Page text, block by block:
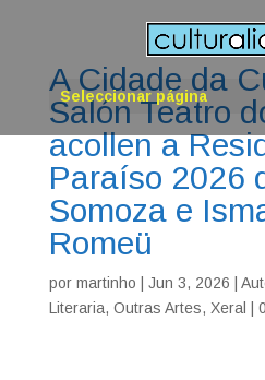
Seleccionar página
A Cidade da
Salón Teatro
acollen a
Paraíso 2026
Somoza e
Romeü
por martinho Jun 3, 2026
Literaria, Outras Artes, Xeral